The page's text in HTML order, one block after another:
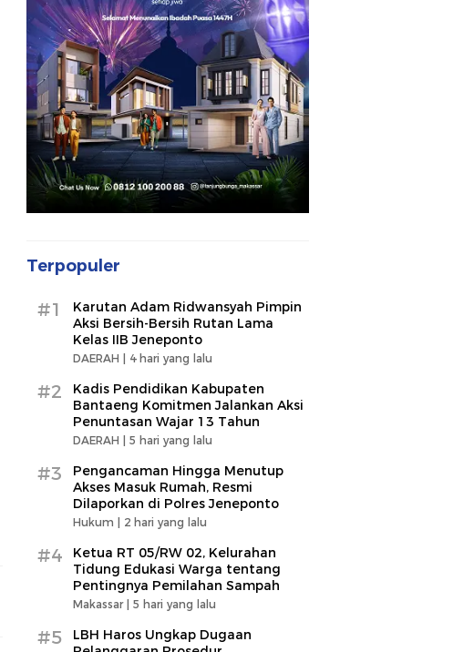
Terpopuler
#1
Karutan Adam Ridwansyah Pimpin
Aksi Bersih-Bersih Rutan Lama
Kelas IIB Jeneponto
DAERAH | 4 hari yang lalu
#2
Kadis Pendidikan Kabupaten
Bantaeng Komitmen Jalankan Aksi
Penuntasan Wajar 13 Tahun
DAERAH | 5 hari yang lalu
#3
Pengancaman Hingga Menutup
Akses Masuk Rumah, Resmi
Dilaporkan di Polres Jeneponto
Hukum | 2 hari yang lalu
#4
Ketua RT 05/RW 02, Kelurahan
Tidung Edukasi Warga tentang
Pentingnya Pemilahan Sampah
Makassar | 5 hari yang lalu
#5
LBH Haros Ungkap Dugaan